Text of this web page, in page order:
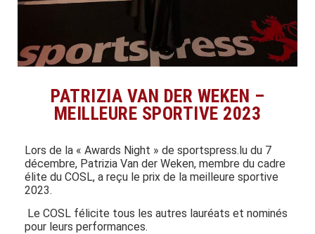
PATRIZIA VAN DER WEKEN –
MEILLEURE SPORTIVE 2023
Lors de la « Awards Night » de sportspress.lu du 7
décembre, Patrizia Van der Weken, membre du cadre
élite du COSL, a reçu le prix de la meilleure sportive
2023.
Le COSL félicite tous les autres lauréats et nominés
pour leurs performances.